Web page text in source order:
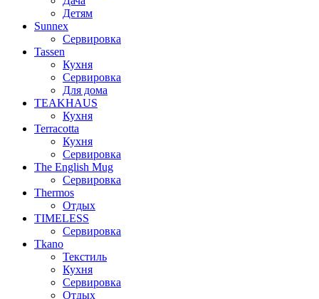
Детям
Sunnex
Сервировка
Tassen
Кухня
Сервировка
Для дома
TEAKHAUS
Кухня
Terracotta
Кухня
Сервировка
The English Mug
Сервировка
Thermos
Отдых
TIMELESS
Сервировка
Tkano
Текстиль
Кухня
Сервировка
Отдых